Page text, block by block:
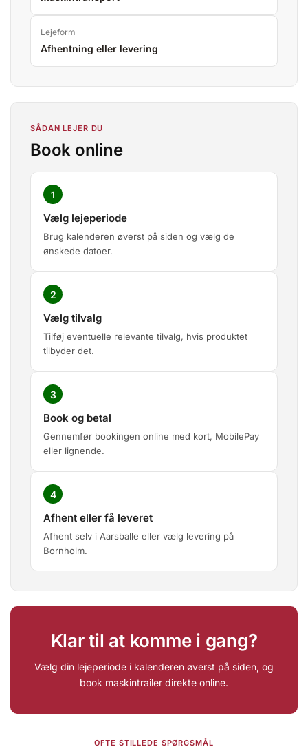
Lejeform
Afhentning eller levering
SÅDAN LEJER DU
Book online
1
Vælg lejeperiode
Brug kalenderen øverst på siden og vælg de
ønskede datoer.
2
Vælg tilvalg
Tilføj eventuelle relevante tilvalg, hvis produktet
tilbyder det.
3
Book og betal
Gennemfør bookingen online med kort, MobilePay
eller lignende.
4
Afhent eller få leveret
Afhent selv i Aarsballe eller vælg levering på
Bornholm.
Klar til at komme i gang?
Vælg din lejeperiode i kalenderen øverst på siden, og
book maskintrailer direkte online.
OFTE STILLEDE SPØRGSMÅL